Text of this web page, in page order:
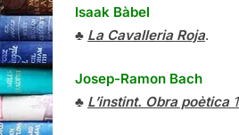
Isaak Bàbel
♣ La Cavalleria Roja.
Josep-Ramon Bach
♣ L’instint. Obra poètica